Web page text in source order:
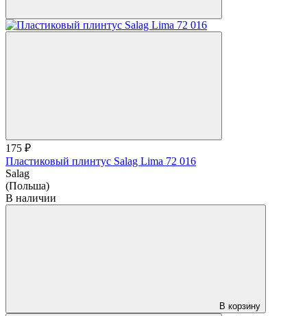
175 ₽
Пластиковый плинтус Salag Lima 72 016
Salag
(Польша)
В наличии
В корзину